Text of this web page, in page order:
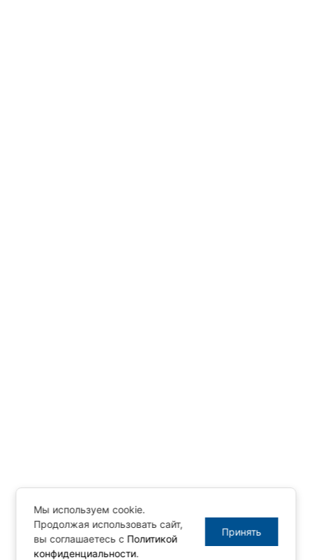
Мы используем cookie.
Продолжая использовать сайт,
вы соглашаетесь с Политикой
конфиденциальности.
Принять